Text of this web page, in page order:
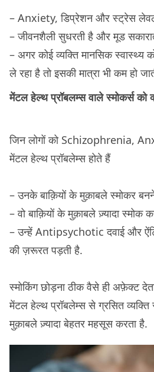
– Anxiety, डिप्रेशन और स्ट्रेस
– जीवनशैली सुधरती है और मूड
– अगर कोई व्यक्ति मानसिक स्वास्थ्य
ले रहा है तो इसकी मात्रा भी कम हो
मेंटल हेल्थ प्रॉबलम्स वाले स्मोकर्स
जिन लोगों को Schizophrenia,
मेंटल हेल्थ प्रॉबलेम्स होते हैं
– उनके बाक़ियों के मुक़ाबले स्मोकर
– वो बाक़ियों के मुक़ाबले ज़्यादा स्मोक
– उन्हें Antipsychotic दवाई और
की ज़रूरत पड़ती है.
स्मोकिंग छोड़ना ठीक वैसे ही अफ़ेक्ट
मेंटल हेल्थ प्रॉबलेम्स से ग्रसित
मुक़ाबले ज़्यादा बेहतर महसूस करता है.